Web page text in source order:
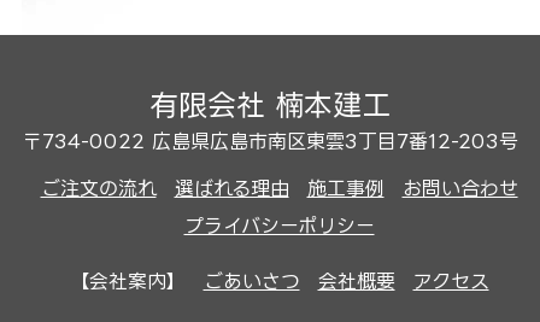
有限会社 楠本建工
〒734-0022 広島県広島市南区東雲3丁目7番12-203号
ご注文の流れ 選ばれる理由 施工事例
お問い合わせ
プライバシーポリシー
【会社案内】 ごあいさつ 会社概要 アクセス